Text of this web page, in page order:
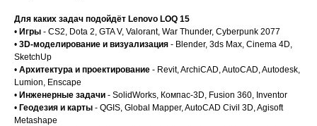
Для каких задач подойдёт Lenovo LOQ 15
• Игры - CS2, Dota 2, GTA V, Valorant, War Thunder, Cyberpunk 2077
• 3D-моделирование и визуализация - Blender, 3ds Max, Cinema 4D,
SketchUp
• Архитектура и проектирование - Revit, ArchiCAD, AutoCAD, Autodesk,
Lumion, Enscape
• Инженерные задачи - SolidWorks, Компас-3D, Fusion 360, Inventor
• Геодезия и карты - QGIS, Global Mapper, AutoCAD Civil 3D, Agisoft
Metashape